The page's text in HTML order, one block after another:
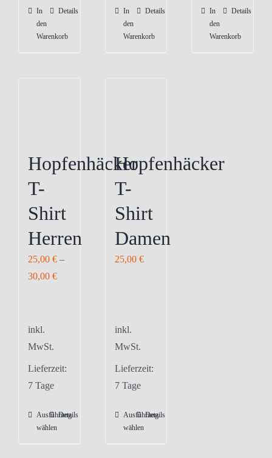
In
den
Warenkorb
Details
In
den
Warenkorb
Details
In
den
Warenkorb
Details
Hopfenhäcker
T-
Shirt
Herren
25,00 € –
30,00 €
inkl.
MwSt.
Lieferzeit:
7 Tage
Ausführung
wählen
Dieses
Produkt
Details
Hopfenhäcker
T-
Shirt
Damen
25,00 €
inkl.
MwSt.
Lieferzeit:
7 Tage
Ausführung
wählen
Dieses
Produkt
Details